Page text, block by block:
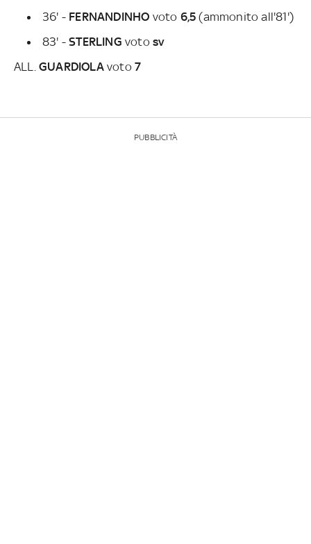
36' - FERNANDINHO voto 6,5(ammonito all'81')
83' -STERLING votosv
ALL. GUARDIOLAvoto7
PUBBLICITÀ